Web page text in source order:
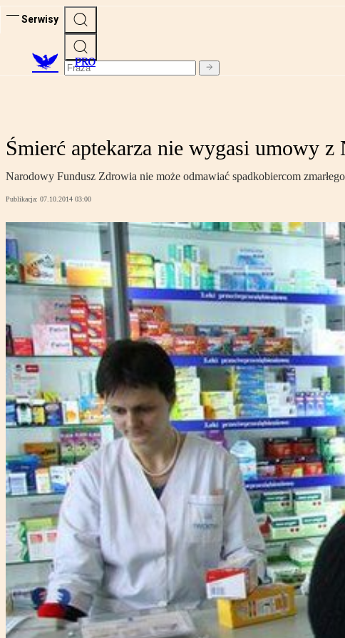
Serwisy
PRO
Śmierć aptekarza nie wygasi umowy
Narodowy Fundusz Zdrowia nie może odmawiać spadkobiercom
Publikacja: 07.10.2014 03:00